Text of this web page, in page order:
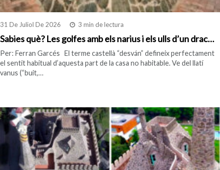
31 De Juliol De 2026 3 min de lectura
Sabies què? Les golfes amb els narius i els ulls d’un drac…
Per: Ferran Garcés El terme castellà “desván” defineix perfectament
el sentit habitual d’aquesta part de la casa no habitable. Ve del llatí
vanus (“buit,…